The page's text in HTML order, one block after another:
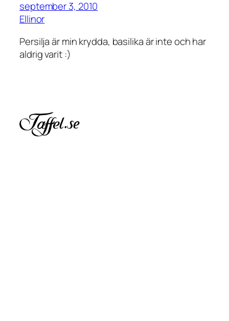
september 3, 2010
Ellinor
Persilja är min krydda, basilika är inte och har
aldrig varit :)